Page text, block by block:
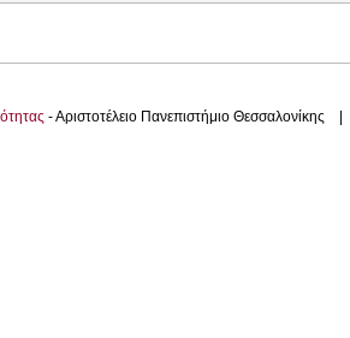
- Αριστοτέλειο Πανεπιστήμιο Θεσσαλονίκης |